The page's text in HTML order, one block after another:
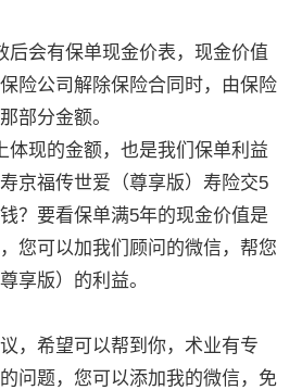
后会有保单现金价表，现金价值
险公司解除保险合同时，由保险
部分金额。
体现的金额，也是我们保单利益
京福传世爱（尊享版）寿险交5
？要看保单满5年的现金价值是
您可以加我们顾问的微信，帮您
享版）的利益。
，希望可以帮到你，术业有专
问题，您可以添加我的微信，免